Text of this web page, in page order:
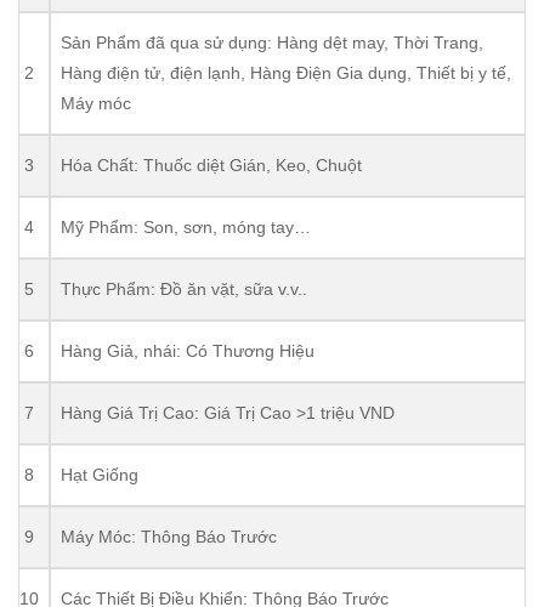
2
Sản Phẩm đã qua sử dụng: Hàng dệt may, Thời Trang,
Hàng điện tử, điện lạnh, Hàng Điện Gia dụng, Thiết bị y tế,
Máy móc
3 Hóa Chất: Thuốc diệt Gián, Keo, Chuột
4 Mỹ Phẩm: Son, sơn, móng tay…
5 Thực Phẩm: Đồ ăn vặt, sữa v.v..
6 Hàng Giả, nhái: Có Thương Hiệu
7 Hàng Giá Trị Cao: Giá Trị Cao >1 triệu VND
8 Hạt Giống
9 Máy Móc: Thông Báo Trước
10 Các Thiết Bị Điều Khiển: Thông Báo Trước